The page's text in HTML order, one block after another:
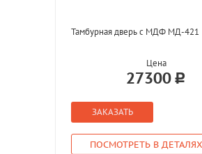
Тамбурная дверь с МДФ МД-421
Цена
27300
ЗАКАЗАТЬ
ПОСМОТРЕТЬ В ДЕТАЛЯХ